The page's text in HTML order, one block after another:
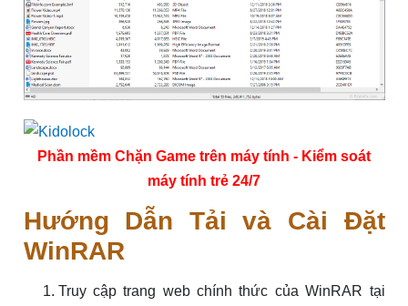
Phần mềm Chặn Game trên máy tính - Kiểm soát
máy tính trẻ 24/7
Hướng Dẫn Tải và Cài Đặt
WinRAR
Truy cập trang web chính thức của WinRAR tại